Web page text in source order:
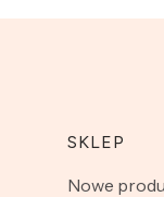
SKLEP
Nowe